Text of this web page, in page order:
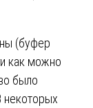
(буфер
как можно
было
некоторых